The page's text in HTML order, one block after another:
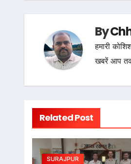
By
हमारी
खबरें आप तक
Related Post
SURAJPUR